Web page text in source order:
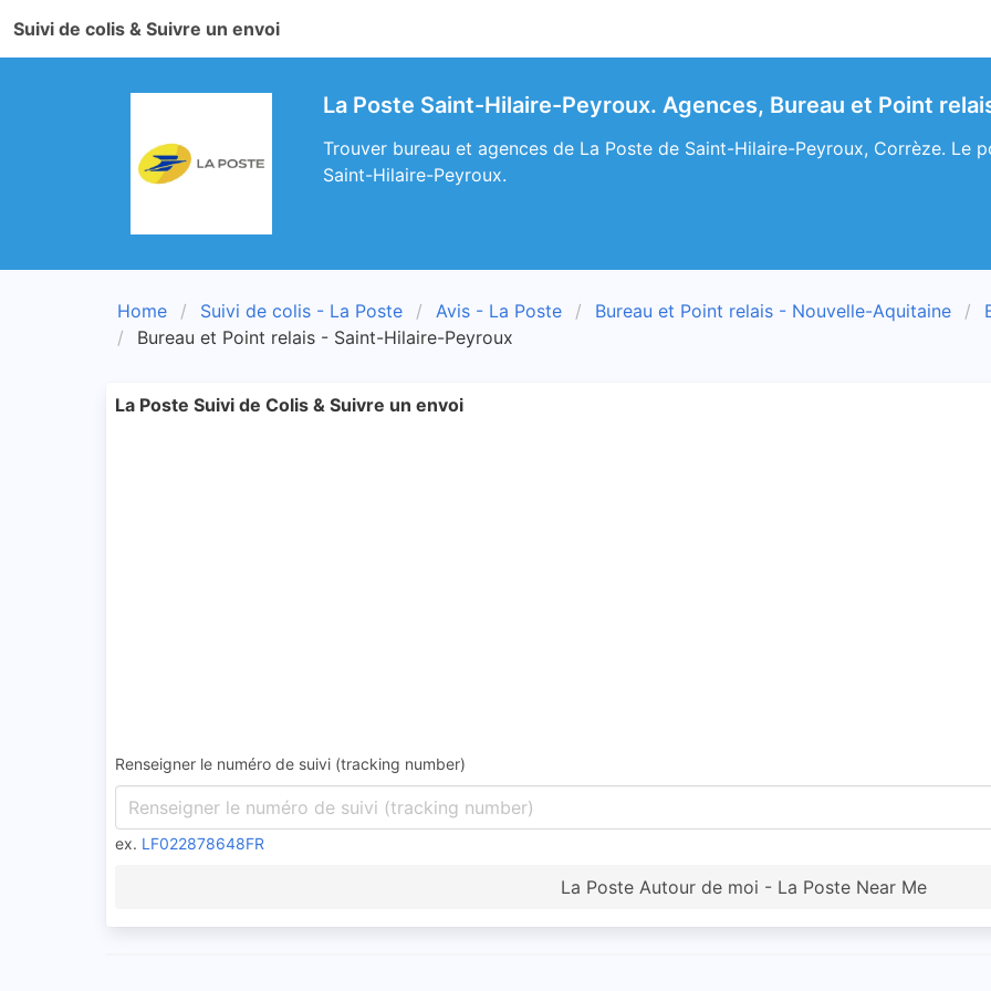
Suivi de colis & Suivre un envoi
La Poste Saint-Hilaire-Peyroux. Agences, Bureau et Point
Trouver bureau et agences de La Poste de Saint-Hilaire-Peyroux, Corrèze. Le
Saint-Hilaire-Peyroux.
Home Suivi de colis - La Poste Avis - La Poste Bureau et Point relais - Nouvelle-Aquitaine
Bureau et Point relais - Saint-Hilaire-Peyroux
La Poste Suivi de Colis & Suivre un envoi
Renseigner le numéro de suivi (tracking number)
ex. LF022878648FR
La Poste Autour de moi - La Poste Near Me